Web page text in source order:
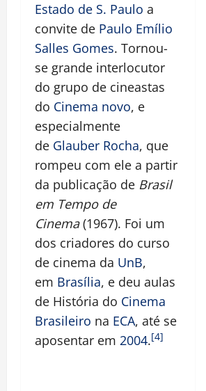
Estado de S. Paulo a
convite de Paulo Emílio
Salles Gomes. Tornou-
se grande interlocutor
do grupo de cineastas
do Cinema novo, e
especialmente
de Glauber Rocha, que
rompeu com ele a partir
da publicação de Brasil
em Tempo de
Cinema(1967). Foi um
dos criadores do curso
de cinema da UnB,
em Brasília, e deu aulas
de História do Cinema
Brasileiro na ECA, até se
aposentar em 2004.[4]